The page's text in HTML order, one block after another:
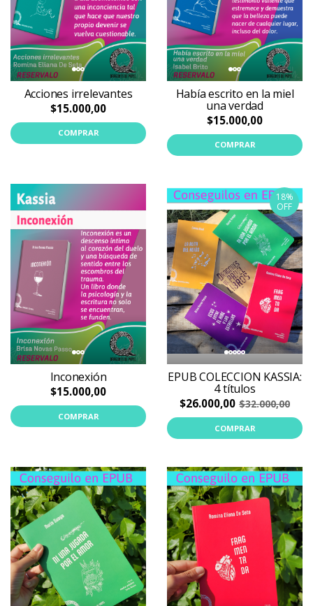
Acciones irrelevantes
$15.000,00
COMPRAR
Había escrito en la miel
una verdad
$15.000,00
COMPRAR
Inconexión
$15.000,00
COMPRAR
18%
OFF
EPUB COLECCION KASSIA:
4 títulos
$26.000,00 $32.000,00
COMPRAR